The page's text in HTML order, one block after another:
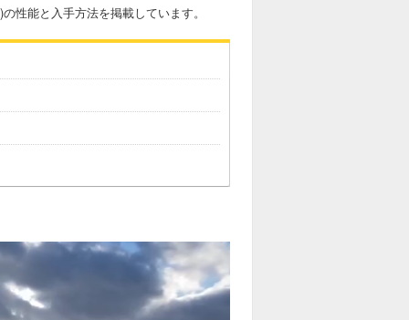
性能と入手方法を掲載しています。